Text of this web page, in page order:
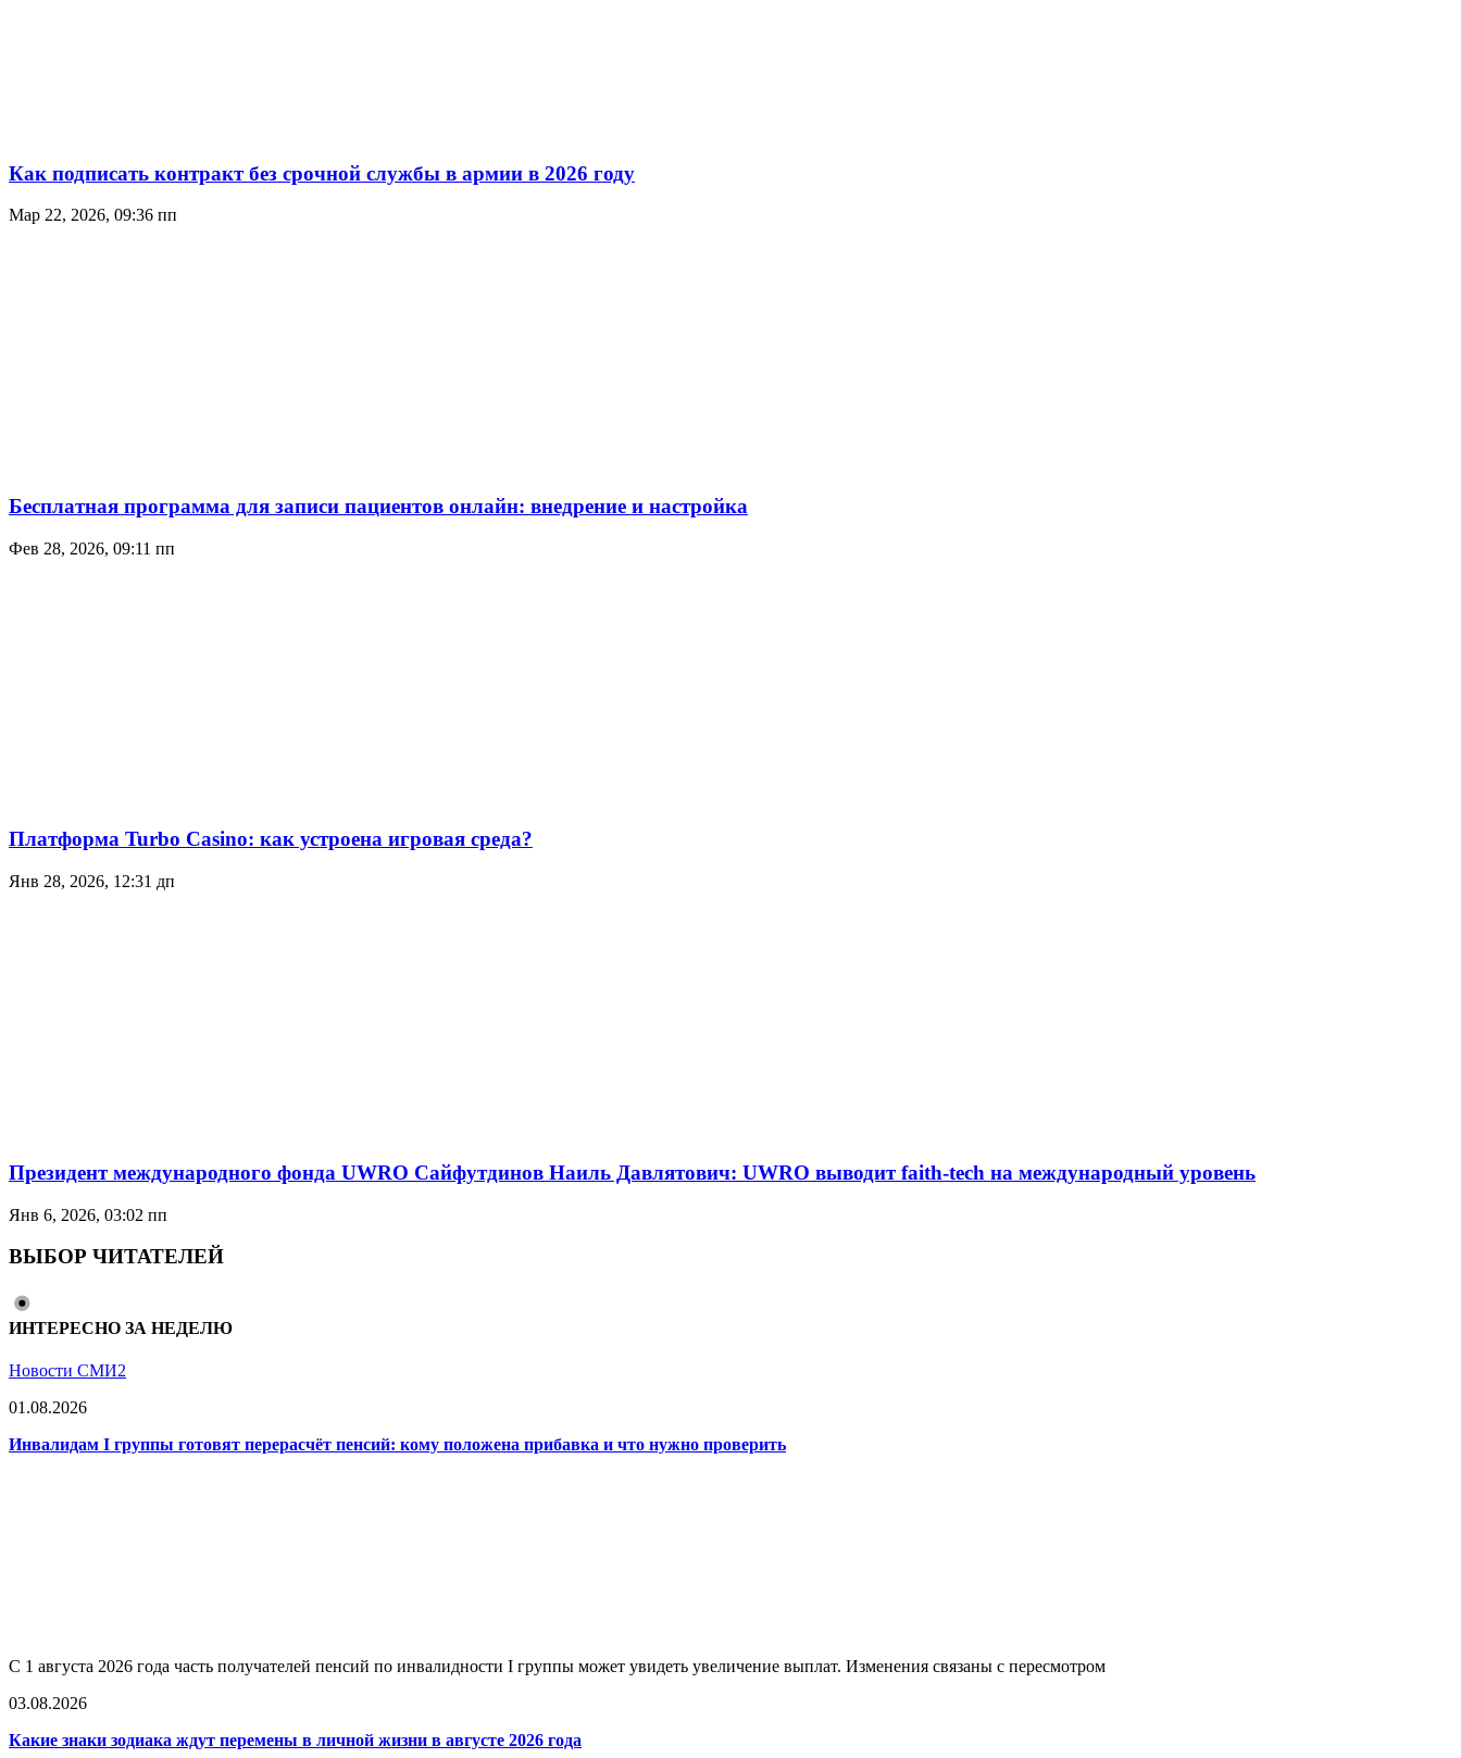
Как подписать контракт без срочной службы в армии в 2026 году
Мар 22, 2026, 09:36 пп
Бесплатная программа для записи пациентов онлайн: внедрение и настройка
Фев 28, 2026, 09:11 пп
Платформа Turbo Casino: как устроена игровая среда?
Янв 28, 2026, 12:31 дп
Президент международного фонда UWRO Сайфутдинов Наиль Давлятович: UWRO выводит faith-tech на международный уровень
Янв 6, 2026, 03:02 пп
ВЫБОР ЧИТАТЕЛЕЙ
ИНТЕРЕСНО ЗА НЕДЕЛЮ
Новости СМИ2
01.08.2026
Инвалидам I группы готовят перерасчёт пенсий: кому положена прибавка и что нужно проверить
С 1 августа 2026 года часть получателей пенсий по инвалидности I группы может увидеть увеличение выплат. Изменения связаны с пересмотром
03.08.2026
Какие знаки зодиака ждут перемены в личной жизни в августе 2026 года